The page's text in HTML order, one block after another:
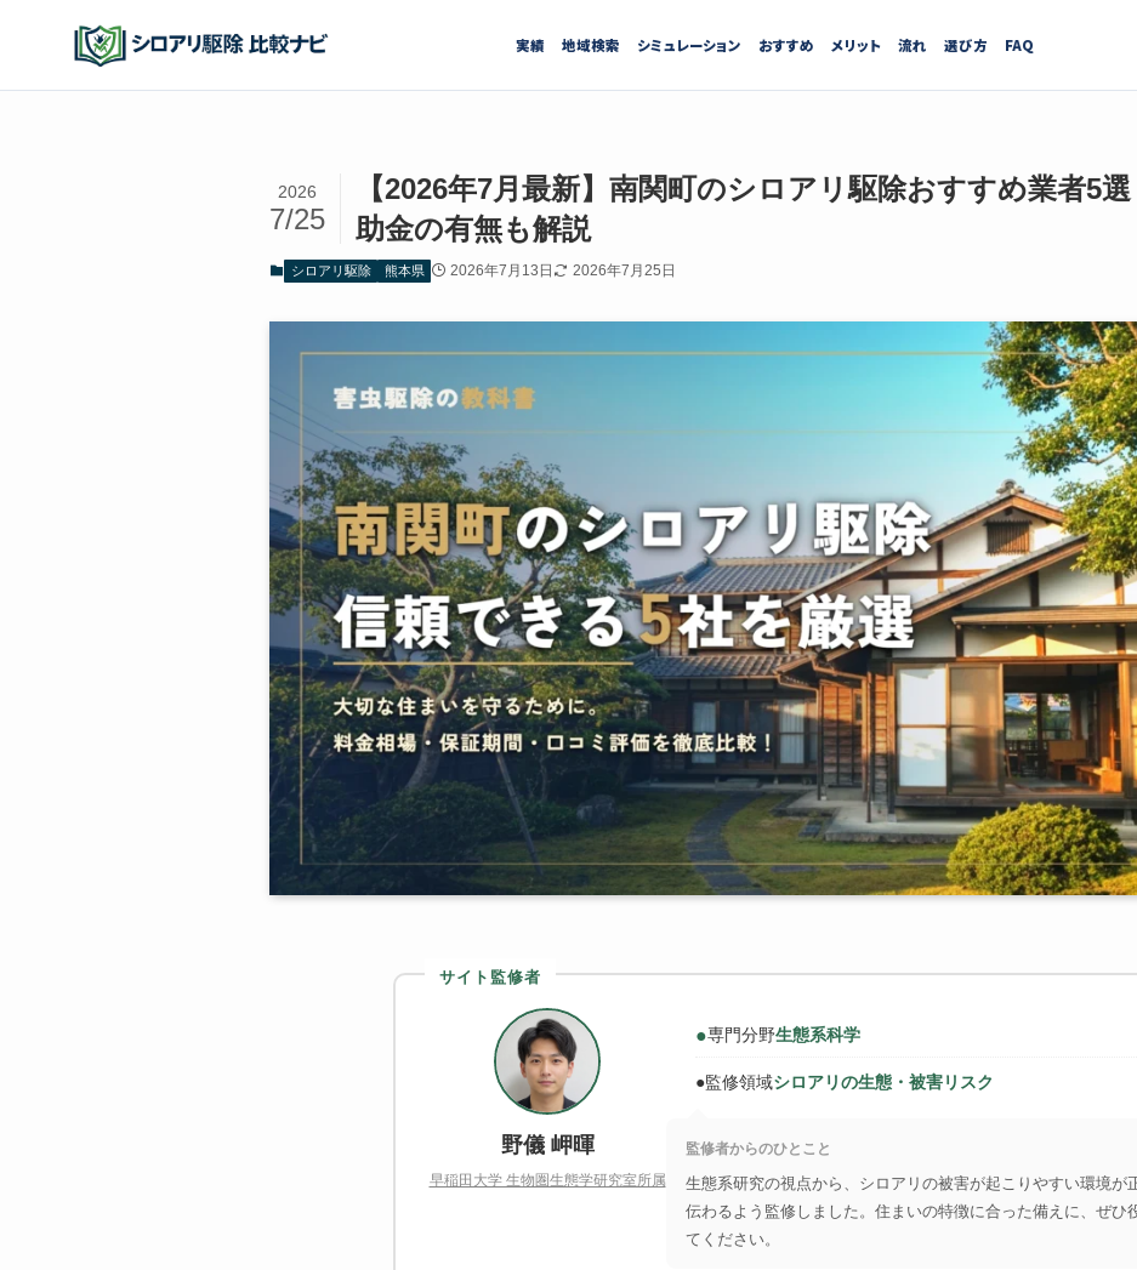
実績 地域検索 シミュレーション おすすめ メリット 流れ 選び方 FAQ
【2026年7月最新】南関町のシロアリ駆除おすすめ業者5
助金の有無も解説
2026
7/25
シロアリ駆除 熊本県 2026年7月13日 2026年7月25日
サイト監修者
野儀 岬暉
早稲田大学 生物圏生態学研究室所属
●専門分野生態系科学
●監修領域シロアリの生態・被害リスク
監修者からのひとこと
生態系研究の視点から、シロアリの被害が起こりやすい環境が
伝わるよう監修しました。住まいの特徴に合った備えに、ぜひ
てください。